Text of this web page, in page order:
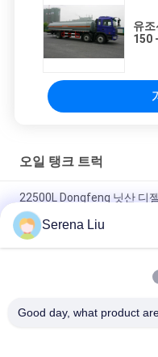
유
150
오일 탱크 트럭
22500L Dongfeng 닛산 디
유 납품 트럭
6X4 동풍 닛산 디젤 섀시로
Serena Liu
Good day, what product